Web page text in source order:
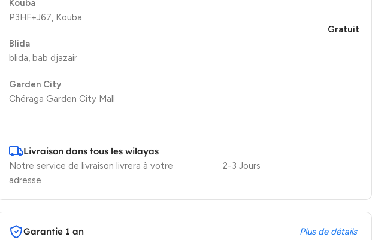
Kouba
P3HF+J67, Kouba
Blida
blida, bab djazair
Garden City
Chéraga Garden City Mall
Gratuit
Livraison dans tous les wilayas
Notre service de livraison livrera à votre
adresse
2-3 Jours
Garantie 1 an Plus de détails